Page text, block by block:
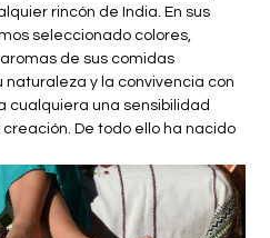
rincón de India. En sus
seleccionado colores,
de sus comidas
y la convivencia con
cualquiera una sensibilidad
De todo ello ha nacido